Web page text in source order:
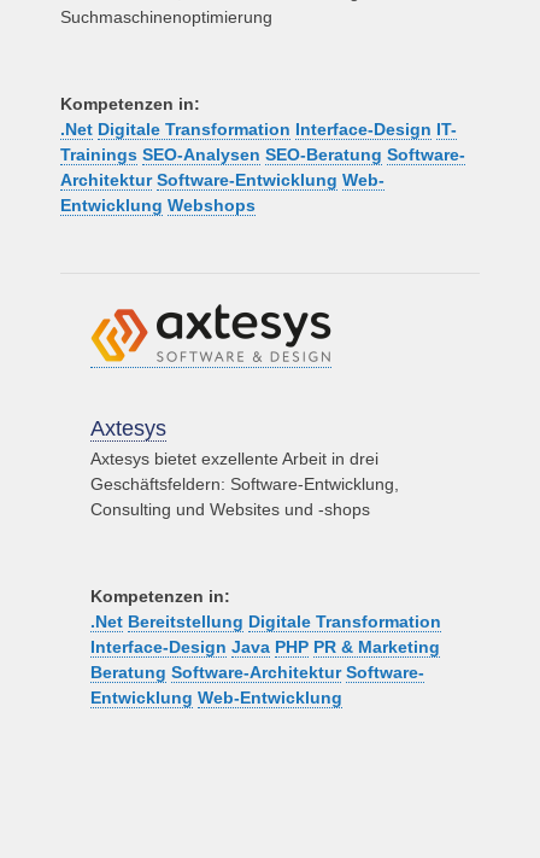
Suchmaschinenoptimierung
Kompetenzen in:
.Net Digitale Transformation Interface-Design IT-
Trainings SEO-Analysen SEO-Beratung Software-
Architektur Software-Entwicklung Web-
Entwicklung Webshops
Axtesys
Axtesys bietet exzellente Arbeit in drei
Geschäftsfeldern: Software-Entwicklung,
Consulting und Websites und -shops
Kompetenzen in:
.Net Bereitstellung Digitale Transformation
Interface-Design Java PHP PR & Marketing
Beratung Software-Architektur Software-
Entwicklung Web-Entwicklung